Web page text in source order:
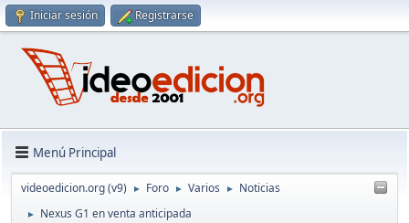
Iniciar sesión Registrarse
Menú Principal
videoedicion.org (v9) ► Foro ► Varios ► Noticias
► Nexus G1 en venta anticipada